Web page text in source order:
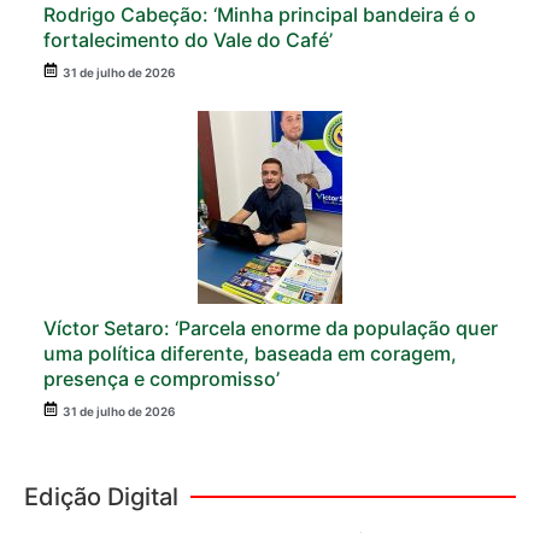
Rodrigo Cabeção: ‘Minha principal bandeira é o
fortalecimento do Vale do Café’
31 de julho de 2026
Víctor Setaro: ‘Parcela enorme da população quer
uma política diferente, baseada em coragem,
presença e compromisso’
31 de julho de 2026
Edição Digital